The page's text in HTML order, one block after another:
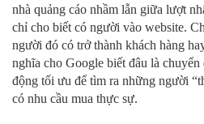
nhà quảng cáo nhầm lẫn giữa lượt
chỉ cho biết có người vào website.
người đó có trở thành khách hàng
nghĩa cho Google biết đâu là
động tối ưu để tìm ra những người
có nhu cầu mua thực sự.